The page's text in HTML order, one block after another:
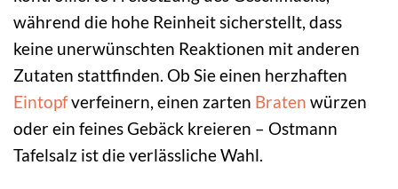
während die hohe Reinheit sicherstellt, dass
keine unerwünschten Reaktionen mit anderen
Zutaten stattfinden. Ob Sie einen herzhaften
Eintopfverfeinern, einen zarten Braten würzen
oder ein feines Gebäck kreieren – Ostmann
Tafelsalz ist die verlässliche Wahl.